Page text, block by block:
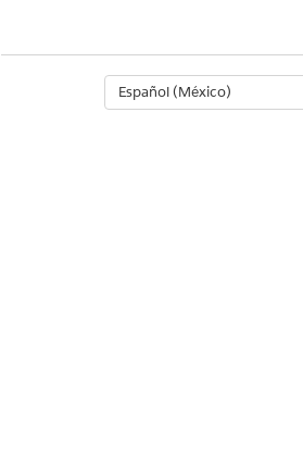
Una vez que un
cargarse en la
Español (México)